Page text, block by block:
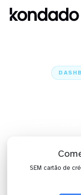
SEM cartão de